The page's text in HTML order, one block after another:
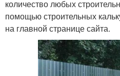
количество любых
помощью строительных
на главной странице сайта.